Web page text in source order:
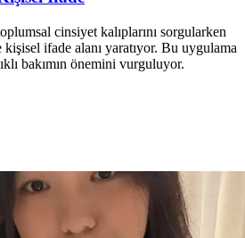
cinsiyet kalıplarını sorgularken
ifade alanı yaratıyor. Bu uygulama
bakımın önemini vurguluyor.